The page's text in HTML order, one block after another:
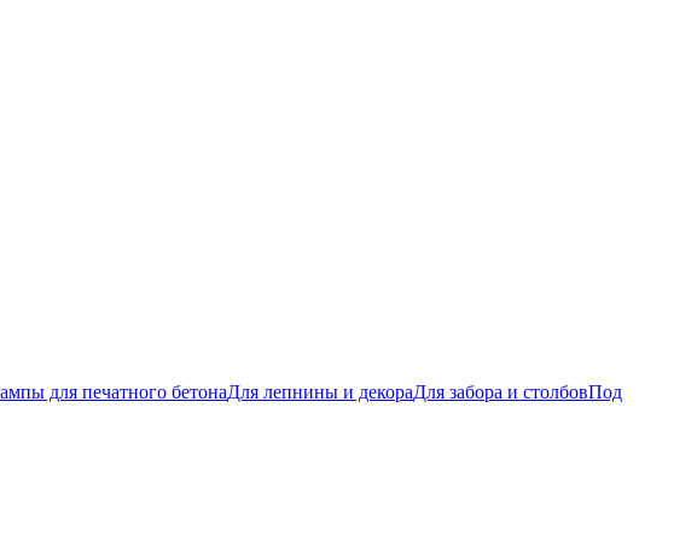
для печатного бетонаДля лепнины и декораДля забора и столбовПод